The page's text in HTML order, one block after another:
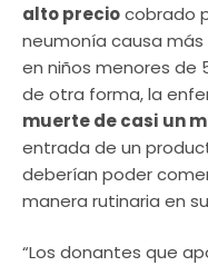
alto preciocobrado
neumonía causa
en niños menores de
de otra forma, la
muerte de casi un
entrada de un
deberían poder
manera rutinaria en
“Los donantes que